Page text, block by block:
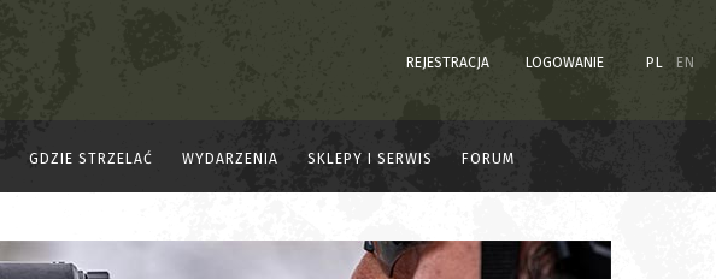
REJESTRACJA LOGOWANIE PL EN
GDZIE STRZELAĆ WYDARZENIA SKLEPY I SERWIS FORUM